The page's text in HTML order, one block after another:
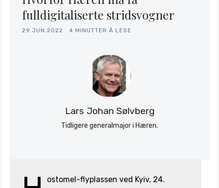
fulldigitaliserte stridsvogner
29.JUN.2022 4 MINUTTER Å LESE
Lars Johan Sølvberg
Tidligere generalmajor i Hæren.
ostomel-flyplassen ved Kyiv, 24.